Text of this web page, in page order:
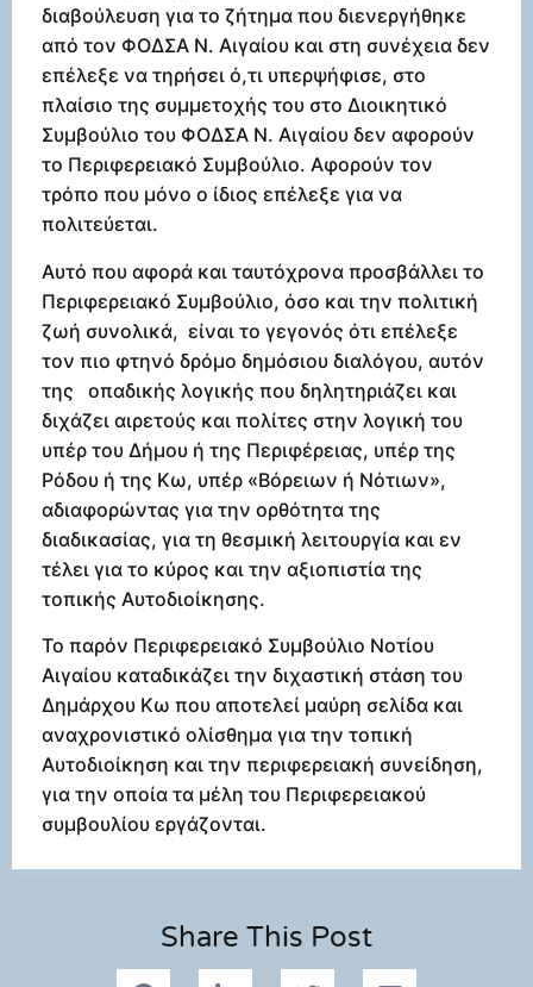
διαβούλευση για το ζήτημα που διενεργήθηκε
από τον ΦΟΔΣΑ Ν. Αιγαίου και στη συνέχεια δεν
επέλεξε να τηρήσει ό,τι υπερψήφισε, στο
πλαίσιο της συμμετοχής του στο Διοικητικό
Συμβούλιο του ΦΟΔΣΑ Ν. Αιγαίου δεν αφορούν
το Περιφερειακό Συμβούλιο. Αφορούν τον
τρόπο που μόνο ο ίδιος επέλεξε για να
πολιτεύεται.
Αυτό που αφορά και ταυτόχρονα προσβάλλει το
Περιφερειακό Συμβούλιο, όσο και την πολιτική
ζωή συνολικά, είναι το γεγονός ότι επέλεξε
τον πιο φτηνό δρόμο δημόσιου διαλόγου, αυτόν
της οπαδικής λογικής που δηλητηριάζει και
διχάζει αιρετούς και πολίτες στην λογική του
υπέρ του Δήμου ή της Περιφέρειας, υπέρ της
Ρόδου ή της Κω, υπέρ «Βόρειων ή Νότιων»,
αδιαφορώντας για την ορθότητα της
διαδικασίας, για τη θεσμική λειτουργία και εν
τέλει για το κύρος και την αξιοπιστία της
τοπικής Αυτοδιοίκησης.
Το παρόν Περιφερειακό Συμβούλιο Νοτίου
Αιγαίου καταδικάζει την διχαστική στάση του
Δημάρχου Κω που αποτελεί μαύρη σελίδα και
αναχρονιστικό ολίσθημα για την τοπική
Αυτοδιοίκηση και την περιφερειακή συνείδηση,
για την οποία τα μέλη του Περιφερειακού
συμβουλίου εργάζονται.
Share This Post